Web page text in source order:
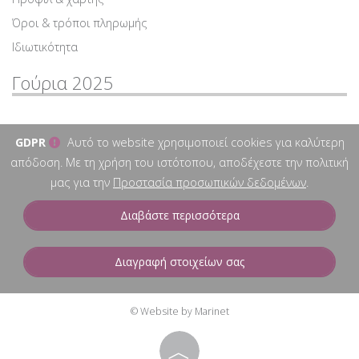
Όροι & τρόποι πληρωμής
Ιδιωτικότητα
Γούρια 2025
GDPR
Αυτό το website χρησιμοποιεί cookies για καλύτερη
απόδοση. Με τη χρήση του ιστότοπου, αποδέχεστε την πολιτική
μας για την Προστασία προσωπικών δεδομένων.
Διαβάστε περισσότερα
Διαγραφή στοιχείων σας
© Website by Marinet
︿